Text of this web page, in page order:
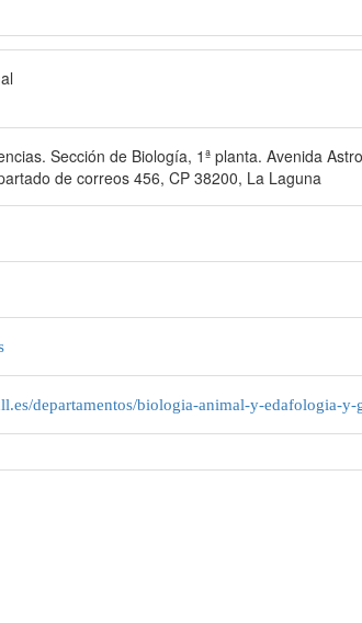
Sección de Biología, 1ª planta. Avenida
de correos 456, CP 38200, La Laguna
departamentos/biologia-animal-y-edafologia-y-